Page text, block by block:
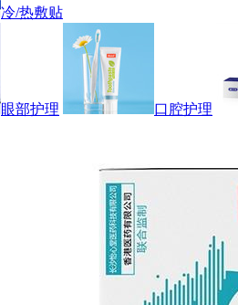
冷/热敷贴
眼部护理 口腔护理